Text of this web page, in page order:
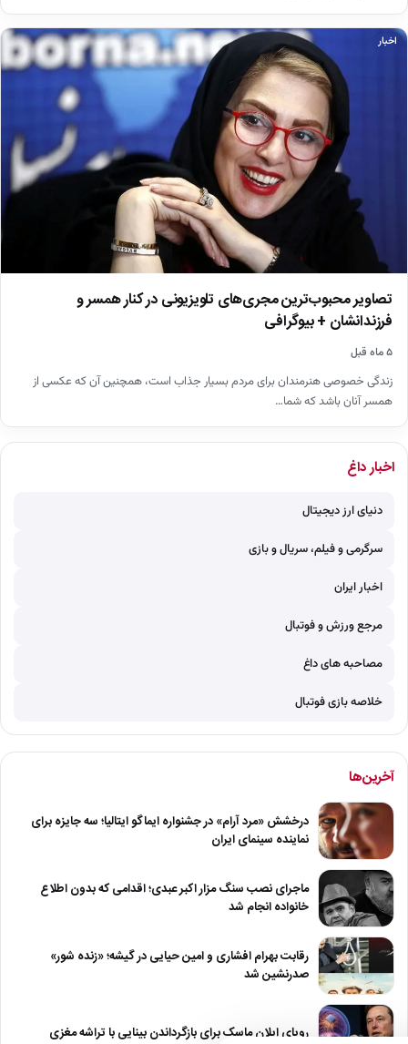
اخبار
تصاویر محبوب‌ترین مجری‌های تلویزیونی در کنار همسر و
فرزندانشان + بیوگرافی
۵ ماه قبل
زندگی خصوصی هنرمندان برای مردم بسیار جذاب است، همچنین آن که عکسی از
همسر آنان باشد که شما…
اخبار داغ
دنیای ارز دیجیتال
سرگرمی و فیلم، سریال و بازی
اخبار ایران
مرجع ورزش و فوتبال
مصاحبه های داغ
خلاصه بازی فوتبال
آخرین‌ها
درخشش «مرد آرام» در جشنواره ایماگو ایتالیا؛ سه جایزه برای
نماینده سینمای ایران
ماجرای نصب سنگ مزار اکبر عبدی؛ اقدامی که بدون اطلاع
خانواده انجام شد
رقابت بهرام افشاری و امین حیایی در گیشه؛ «زنده شور»
صدرنشین شد
رویای ایلان ماسک برای بازگرداندن بینایی با تراشه مغزی